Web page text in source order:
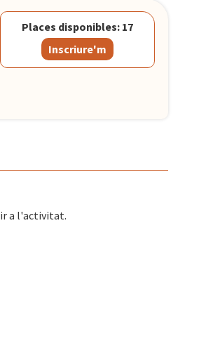
Places disponibles: 17
Inscriure'm
a l'activitat.